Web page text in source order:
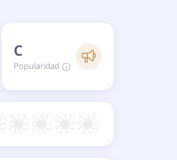
C
Popularidad